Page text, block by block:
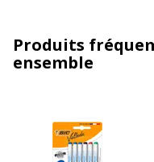
Produits
ensemble